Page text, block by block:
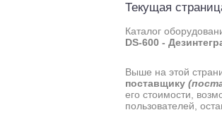
Текущая
Каталог
DS-600 -
Выше на этой
поставщику
его стоимости,
пользователей,